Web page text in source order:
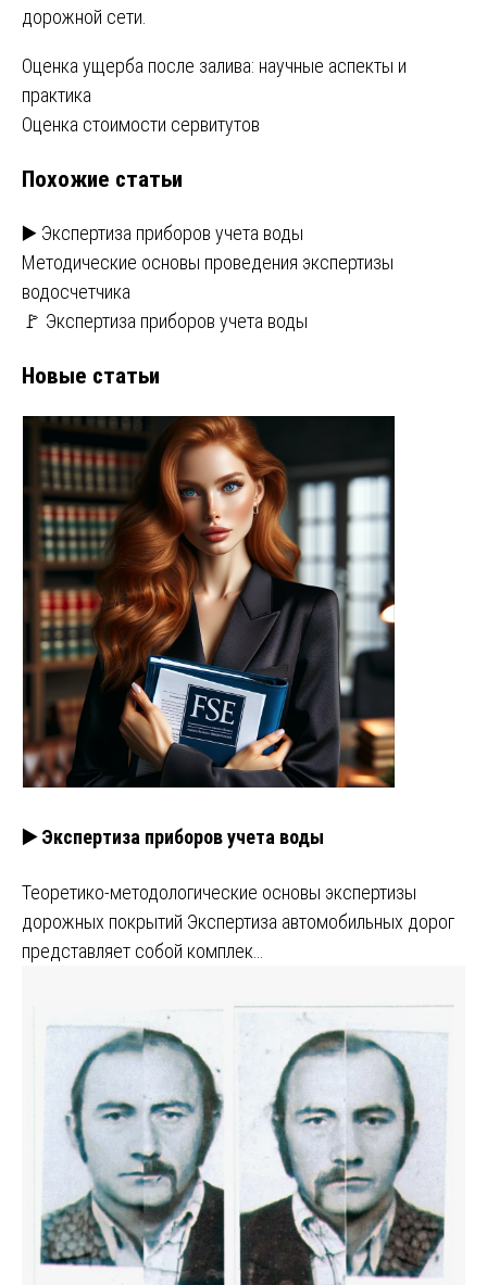
дорожной сети.
Навигация
по
Оценка ущерба после залива: научные аспекты и
практика
Оценка стоимости сервитутов
Похожие статьи
▶️ Экспертиза приборов учета воды
Методические основы проведения экспертизы
водосчетчика
🚩 Экспертиза приборов учета воды
Новые статьи
▶️ Экспертиза приборов учета воды
Теоретико-методологические основы экспертизы
дорожных покрытий Экспертиза автомобильных дорог
представляет собой комплек…